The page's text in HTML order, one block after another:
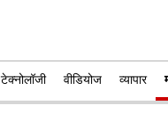
टेक्नोलॉजी वीडियोज व्यापार